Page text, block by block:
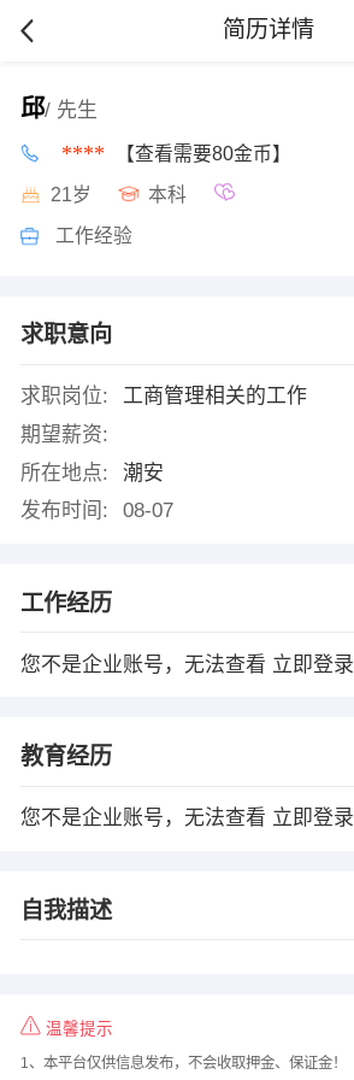
简历详情
邱/ 先生
**** 【查看需要80金币】
21岁 本科
工作经验
求职意向
求职岗位:
工商管理相关的工作
期望薪资:
所在地点:
潮安
发布时间:
08-07
工作经历
您不是企业账号，无法查看 立即登录
教育经历
您不是企业账号，无法查看 立即登录
自我描述
温馨提示
1、本平台仅供信息发布，不会收取押金、保证金！